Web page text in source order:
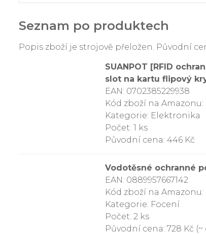
Seznam po produktech
Popis zboží je strojově přeložen. Původní
SUANPOT [RFID
slot na kartu flipový
EAN: 0702385229938
Kód zboží na Amazonu:
Kategorie: Elektronika
Počet: 1 ks
Původní cena: 446 Kč
Vodotěsné ochranné
EAN: 0889957667142
Kód zboží na Amazonu:
Kategorie: Focení
Počet: 2 ks
Původní cena: 728 Kč (~